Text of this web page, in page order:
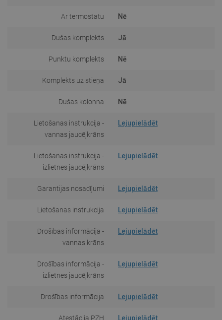
Ar termostatu Nē
Dušas komplekts Jā
Punktu komplekts Nē
Komplekts uz stieņa Jā
Dušas kolonna Nē
Lietošanas instrukcija -
vannas jaucējkrāns
Lejupielādēt
Lietošanas instrukcija -
izlietnes jaucējkrāns
Lejupielādēt
Garantijas nosacījumi Lejupielādēt
Lietošanas instrukcija Lejupielādēt
Drošības informācija -
vannas krāns
Lejupielādēt
Drošības informācija -
izlietnes jaucējkrāns
Lejupielādēt
Drošības informācija Lejupielādēt
Atestācija PZH Lejupielādēt